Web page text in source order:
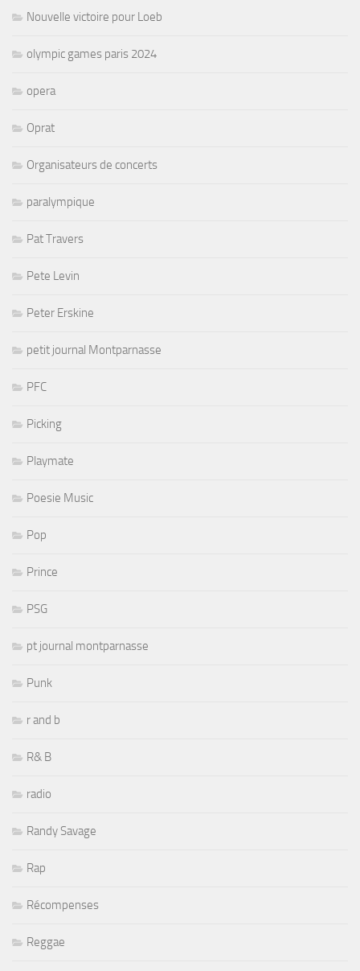
Nouvelle victoire pour Loeb
olympic games paris 2024
opera
Oprat
Organisateurs de concerts
paralympique
Pat Travers
Pete Levin
Peter Erskine
petit journal Montparnasse
PFC
Picking
Playmate
Poesie Music
Pop
Prince
PSG
pt journal montparnasse
Punk
r and b
R& B
radio
Randy Savage
Rap
Récompenses
Reggae